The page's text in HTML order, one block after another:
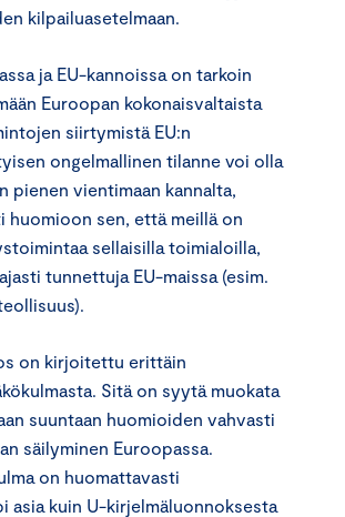
kilpailuasetelmaan.
ja EU-kannoissa on tarkoin
Euroopan kokonaisvaltaista
siirtymistä EU:n
ongelmallinen tilanne voi olla
pienen vientimaan kannalta,
sen, että meillä on
sellaisilla toimialoilla,
tunnettuja EU-maissa (esim.
on kirjoitettu erittäin
Sitä on syytä muokata
suuntaan huomioiden vahvasti
säilyminen Euroopassa.
on huomattavasti
asia kuin U-kirjelmäluonnoksesta